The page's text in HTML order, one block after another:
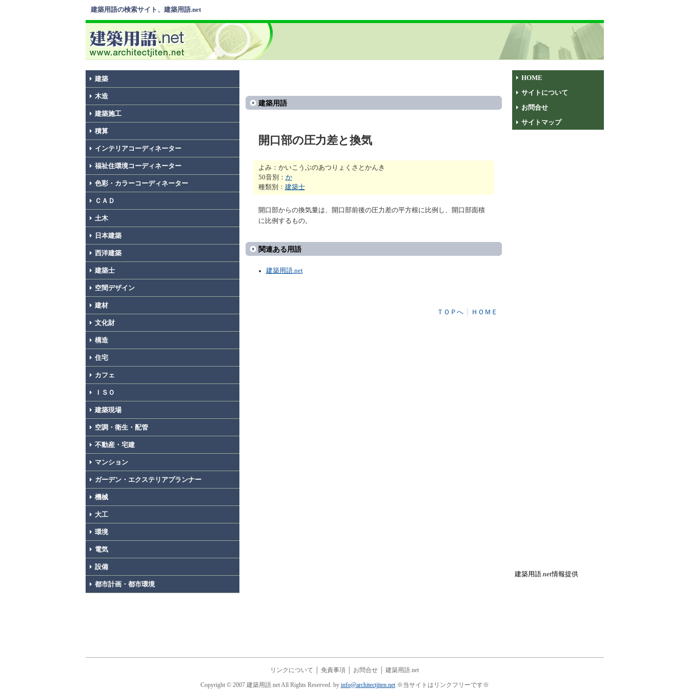
建築用語の検索サイト、建築用語.net
建築
木造
建築施工
積算
インテリアコーディネーター
福祉住環境コーディネーター
色彩・カラーコーディネーター
ＣＡＤ
土木
日本建築
西洋建築
建築士
空間デザイン
建材
文化財
構造
住宅
カフェ
ＩＳＯ
建築現場
空調・衛生・配管
不動産・宅建
マンション
ガーデン・エクステリアプランナー
機械
大工
環境
電気
設備
都市計画・都市環境
建築用語
開口部の圧力差と換気
よみ：かいこうぶのあつりょくさとかんき
50音別： か
種類別： 建築士
開口部からの換気量は、開口部前後の圧力差の平方根に比例し、開口部面積
に比例するもの。
関連ある用語
建築用語.net
ＴＯＰへ│ ＨＯＭＥ
HOME
サイトについて
お問合せ
サイトマップ
建築用語.net情報提供
リンクについて 免責事項 お問合せ 建築用語.net
Copyright © 2007 建築用語.net All Rights Reserved. by info@architectjiten.net※当サイトはリンクフリーです※